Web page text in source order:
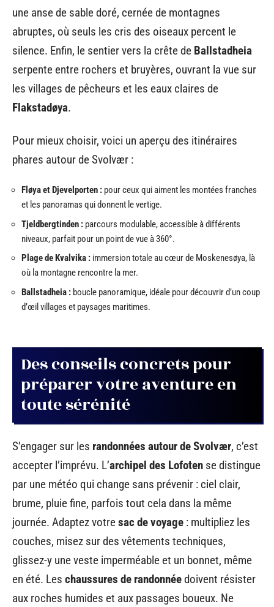
une anse de sable doré, cernée de montagnes
abruptes, où seuls les cris des oiseaux percent le
silence. Enfin, le sentier vers la crête de Ballstadheia
serpente entre rochers et bruyères, ouvrant la vue sur
les villages de pêcheurs et les eaux claires de
Flakstadøya.
Pour mieux choisir, voici un aperçu des itinéraires
phares autour de Svolvær :
Fløya et Djevelporten : pour ceux qui aiment les montées franches
et les panoramas qui donnent le vertige.
Tjeldbergtinden : parcours modulable, accessible à différents
niveaux, parfait pour un point de vue à 360°.
Plage de Kvalvika : immersion totale au cœur de Moskenesøya, là
où la montagne rencontre la mer.
Ballstadheia : boucle panoramique, idéale pour découvrir d’un coup
d’œil villages et paysages maritimes.
Des conseils concrets pour
préparer votre aventure en
toute sérénité
S’engager sur les randonnées autour de Svolvær, c’est
accepter l’imprévu. L’archipel des Lofoten se distingue
par une météo qui change sans prévenir : ciel clair,
brume, pluie fine, parfois tout cela dans la même
journée. Adaptez votresac de voyage : multipliez les
couches, misez sur des vêtements techniques,
glissez-y une veste imperméable et un bonnet, même
en été. Les chaussures de randonnéedoivent résister
aux roches humides et aux passages boueux. Ne